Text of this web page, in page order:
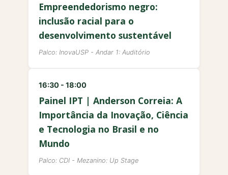
Empreendedorismo negro:
inclusão racial para o
desenvolvimento sustentável
Palco: InovaUSP - Andar 1: Auditório
16:30 - 18:00
Painel IPT | Anderson Correia: A
Importância da Inovação, Ciência
e Tecnologia no Brasil e no
Mundo
Palco: CDI - Mezanino: Up Stage